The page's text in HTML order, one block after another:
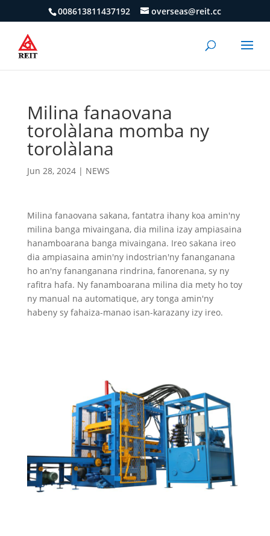
008613811437192 overseas@reit.cc
Milina fanaovana
torolàlana momba ny
torolàlana
Jun 28, 2024| NEWS
Milina fanaovana sakana, fantatra ihany koa amin'ny
milina banga mivaingana, dia milina izay ampiasaina
hanamboarana banga mivaingana. Ireo sakana ireo
dia ampiasaina amin'ny indostrian'ny fananganana
ho an'ny fananganana rindrina, fanorenana, sy ny
rafitra hafa. Ny fanamboarana milina dia mety ho toy
ny manual na automatique, ary tonga amin'ny
habeny sy fahaiza-manao isan-karazany izy ireo.